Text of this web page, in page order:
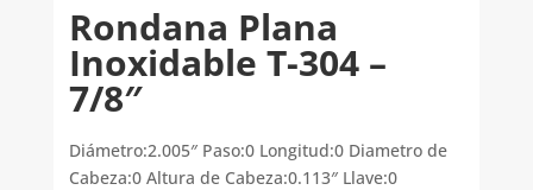
Rondana Plana
Inoxidable T-304 –
7/8″
Diámetro:2.005″ Paso:0 Longitud:0 Diametro de
Cabeza:0 Altura de Cabeza:0.113″ Llave:0